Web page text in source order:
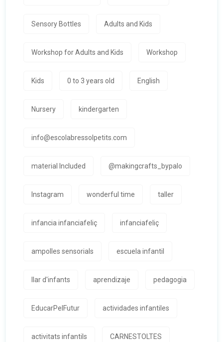
Sensory Bottles Adults and Kids
Workshop for Adults and Kids Workshop
Kids 0 to 3 years old English
Nursery kindergarten
info@escolabressolpetits.com
material Included @makingcrafts_bypalo
Instagram wonderful time taller
infancia infanciafeliç infanciafeliç
ampolles sensorials escuela infantil
llar d'infants aprendizaje pedagogia
EducarPelFutur actividades infantiles
activitats infantils CARNESTOLTES